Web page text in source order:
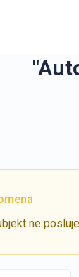
ne